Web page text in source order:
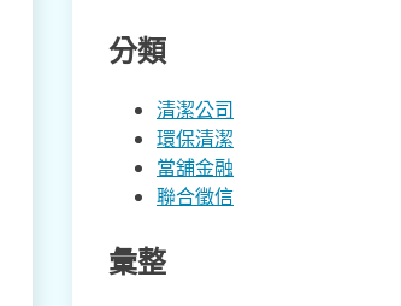
分類
清潔公司
環保清潔
當舖金融
聯合徵信
彙整